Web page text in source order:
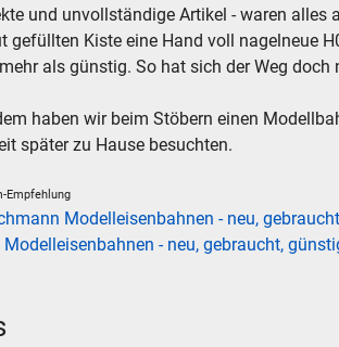
und unvollständige Artikel - waren alles
gefüllten Kiste eine Hand voll nagelneue
als günstig. So hat sich der Weg doch
haben wir beim Stöbern einen
später zu Hause besuchten.
Empfehlung
Modelleisenbahnen - neu,
Modelleisenbahnen - neu, gebraucht,